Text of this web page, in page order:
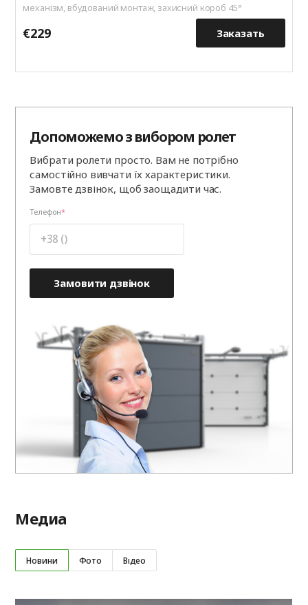
механізм, вбудований монтаж, захисний короб 45°
€229 Заказать
Допоможемо з вибором ролет
Вибрати ролети просто. Вам не потрібно
самостійно вивчати їх характеристики.
Замовте дзвінок, щоб заощадити час.
Телефон
Замовити дзвінок
Медиа
Новини Фото Відео